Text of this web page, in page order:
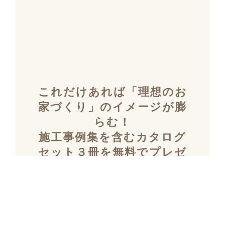
これだけあれば「理想のお
家づくり」のイメージが膨
らむ！
施工事例集を含むカタログ
セット３冊を無料でプレゼ